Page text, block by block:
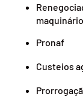
Pronaf
Custeios